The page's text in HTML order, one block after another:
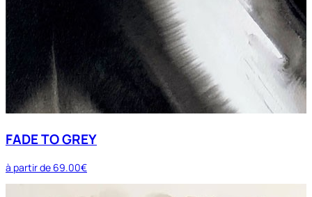
FADE TO GREY
à partir de 69.00€